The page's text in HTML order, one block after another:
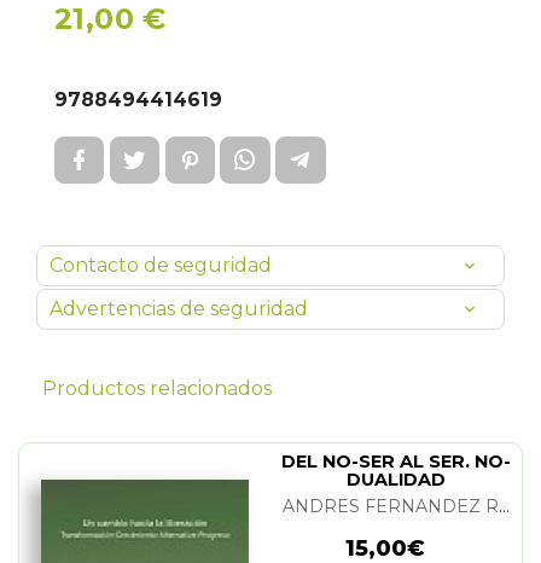
21,00 €
9788494414619
Contacto de seguridad
Advertencias de seguridad
Productos relacionados
DEL NO-SER AL SER. NO-
DUALIDAD
ANDRES FERNANDEZ ROSEÑADA
15,00€